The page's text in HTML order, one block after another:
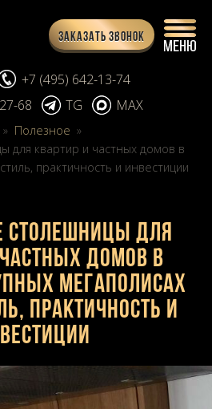
Заказать звонок
collection.ru
+7 (495) 642-13-74
68
TG MAX
» Полезное »
квартир и частных домов в
практичность и инвестиции
столешницы для
домов в
мегаполисах
практичность и